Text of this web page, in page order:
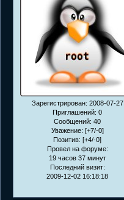
Зарегистрирован: 2008-07-27
Приглашений: 0
Сообщений: 40
Уважение: [+7/-0]
Позитив: [+4/-0]
Провел на форуме:
19 часов 37 минут
Последний визит:
2009-12-02 16:18:18